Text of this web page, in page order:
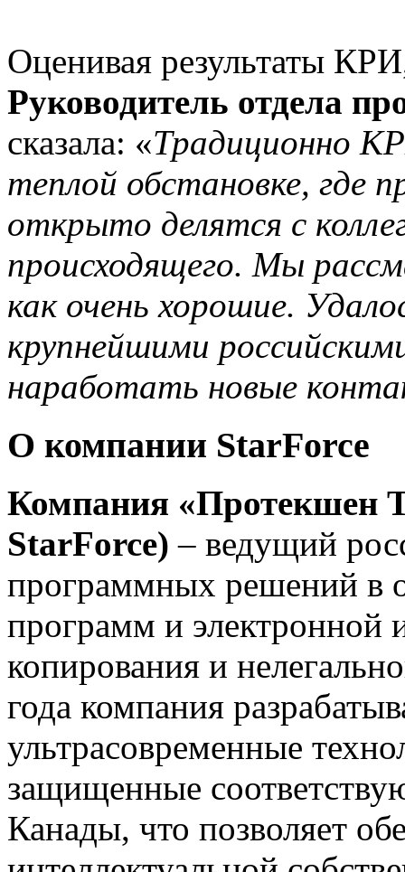
Оценивая результаты
Руководитель отдела
сказала: «Традиционно
теплой обстановке, где
открыто делятся с
происходящего. Мы
как очень хорошие.
крупнейшими
наработать новые
О компании StarForce
Компания «Протекшен
StarForce) – ведущий
программных решений в
программ и электронной
копирования и
года компания
ультрасовременные
защищенные
Канады, что позволяет